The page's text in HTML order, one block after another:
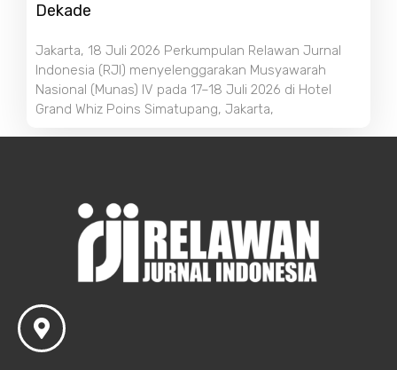
Dekade
Jakarta, 18 Juli 2026 Perkumpulan Relawan Jurnal
Indonesia (RJI) menyelenggarakan Musyawarah
Nasional (Munas) IV pada 17–18 Juli 2026 di Hotel
Grand Whiz Poins Simatupang, Jakarta,